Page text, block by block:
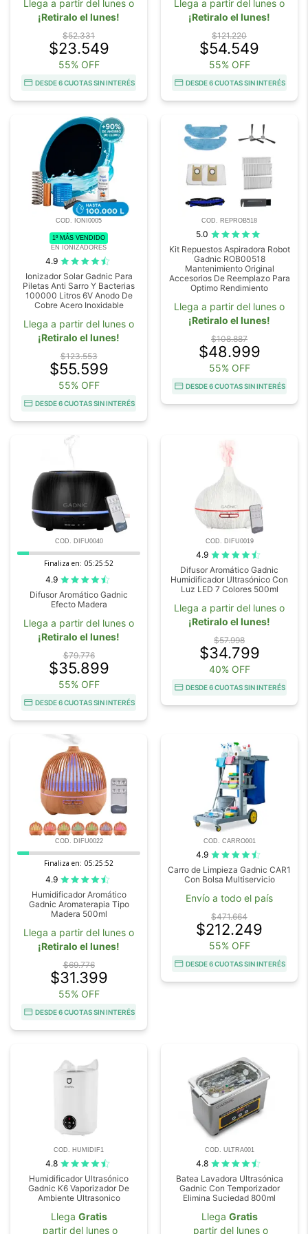
Llega a partir del lunes o
¡Retiralo el lunes!
$52.331
$23.549
55% OFF
DESDE 6 CUOTAS SIN INTERÉS
Llega a partir del lunes o
¡Retiralo el lunes!
$121.220
$54.549
55% OFF
DESDE 6 CUOTAS SIN INTERÉS
COD. IONI0005
1º MÁS VENDIDO
EN IONIZADORES
4.9
Ionizador Solar Gadnic Para
Piletas Anti Sarro Y Bacterias
100000 Litros 6V Anodo De
Cobre Acero Inoxidable
Llega a partir del lunes o
¡Retiralo el lunes!
$123.553
$55.599
55% OFF
DESDE 6 CUOTAS SIN INTERÉS
COD. REPROB518
5.0
Kit Repuestos Aspiradora Robot
Gadnic ROB00518
Mantenimiento Original
Accesorios De Reemplazo Para
Optimo Rendimiento
Llega a partir del lunes o
¡Retiralo el lunes!
$108.887
$48.999
55% OFF
DESDE 6 CUOTAS SIN INTERÉS
COD. DIFU0040
Finaliza en: 05:25:51
4.9
Difusor Aromático Gadnic
Efecto Madera
Llega a partir del lunes o
¡Retiralo el lunes!
$79.776
$35.899
55% OFF
DESDE 6 CUOTAS SIN INTERÉS
COD. DIFU0019
4.9
Difusor Aromático Gadnic
Humidificador Ultrasónico Con
Luz LED 7 Colores 500ml
Llega a partir del lunes o
¡Retiralo el lunes!
$57.998
$34.799
40% OFF
DESDE 6 CUOTAS SIN INTERÉS
COD. DIFU0022
Finaliza en: 05:25:51
4.9
Humidificador Aromático
Gadnic Aromaterapia Tipo
Madera 500ml
Llega a partir del lunes o
¡Retiralo el lunes!
$69.776
$31.399
55% OFF
DESDE 6 CUOTAS SIN INTERÉS
COD. CARRO001
4.9
Carro de Limpieza Gadnic CAR1
Con Bolsa Multiservicio
Envío a todo el país
$471.664
$212.249
55% OFF
DESDE 6 CUOTAS SIN INTERÉS
COD. HUMIDIF1
4.8
Humidificador Ultrasónico
Gadnic K6 Vaporizador De
Ambiente Ultrasonico
Llega Gratis
partir del lunes o
COD. ULTRA001
4.8
Batea Lavadora Ultrasónica
Gadnic Con Temporizador
Elimina Suciedad 800ml
Llega Gratis
partir del lunes o